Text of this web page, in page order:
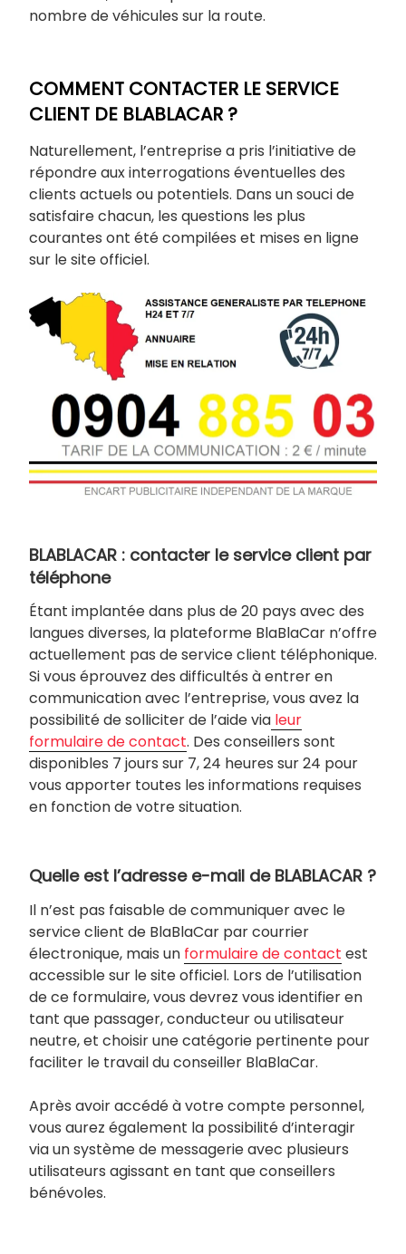
nombre de véhicules sur la route.
COMMENT CONTACTER LE SERVICE
CLIENT DE BLABLACAR ?
Naturellement, l’entreprise a pris l’initiative de
répondre aux interrogations éventuelles des
clients actuels ou potentiels. Dans un souci de
satisfaire chacun, les questions les plus
courantes ont été compilées et mises en ligne
sur le site officiel.
BLABLACAR : contacter le service client par
téléphone
Étant implantée dans plus de 20 pays avec des
langues diverses, la plateforme BlaBlaCar n’offre
actuellement pas de service client téléphonique.
Si vous éprouvez des difficultés à entrer en
communication avec l’entreprise, vous avez la
possibilité de solliciter de l’aide via leur
formulaire de contact. Des conseillers sont
disponibles 7 jours sur 7, 24 heures sur 24 pour
vous apporter toutes les informations requises
en fonction de votre situation.
Quelle est l’adresse e-mail de BLABLACAR ?
Il n’est pas faisable de communiquer avec le
service client de BlaBlaCar par courrier
électronique, mais un formulaire de contact est
accessible sur le site officiel. Lors de l’utilisation
de ce formulaire, vous devrez vous identifier en
tant que passager, conducteur ou utilisateur
neutre, et choisir une catégorie pertinente pour
faciliter le travail du conseiller BlaBlaCar.
Après avoir accédé à votre compte personnel,
vous aurez également la possibilité d’interagir
via un système de messagerie avec plusieurs
utilisateurs agissant en tant que conseillers
bénévoles.